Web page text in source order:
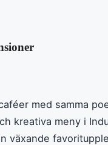
med samma
kreativa meny i
växande